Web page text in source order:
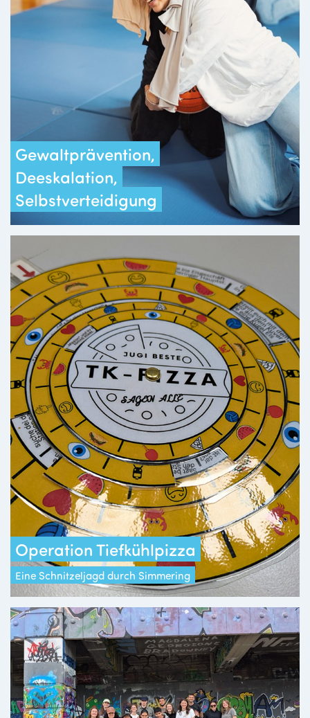
Gewaltprävention,
Deeskalation,
Selbstverteidigung
Operation Tiefkühlpizza
Eine Schnitzeljagd durch Simmering